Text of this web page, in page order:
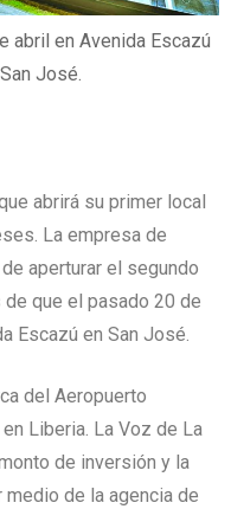
abril en Avenida Escazú
José.
abrirá su primer local
La empresa de
aperturar el segundo
que el pasado 20 de
Escazú en San José.
del Aeropuerto
Liberia. La Voz de La
de inversión y la
de la agencia de